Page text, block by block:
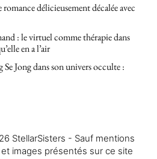
délicieusement décalée avec
: le virtuel comme thérapie dans
en a l’air
Jong dans son univers occulte :
StellarSisters - Sauf mentions
images présentés sur ce site